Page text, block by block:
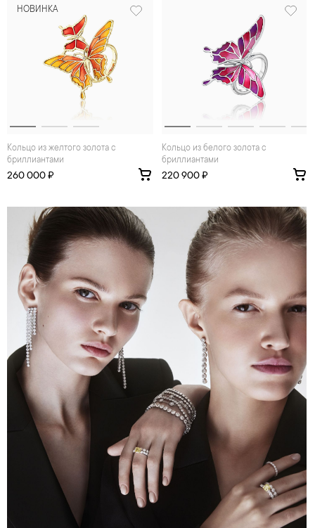
НОВИНКА
Кольцо из желтого золота с
бриллиантами
260 000 ₽
Кольцо из белого золота с
бриллиантами
220 900 ₽